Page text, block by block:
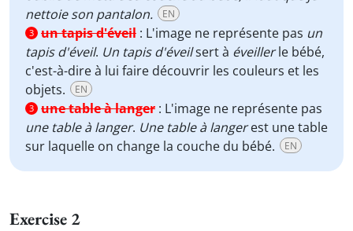
nettoie son pantalon.
EN
3 un tapis d'éveil : L'image ne représente pas un
tapis d'éveil. Un tapis d'éveilsert à éveillerle bébé,
c'est-à-dire à lui faire découvrir les couleurs et les
objets.
EN
3 une table à langer : L'image ne représente pas
une table à langer. Une table à langerest une table
sur laquelle on change la couche du bébé.
EN
Exercise 2